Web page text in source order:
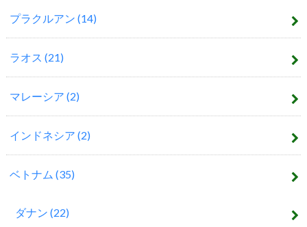
プラクルアン (14)
ラオス (21)
マレーシア (2)
インドネシア (2)
ベトナム (35)
ダナン (22)